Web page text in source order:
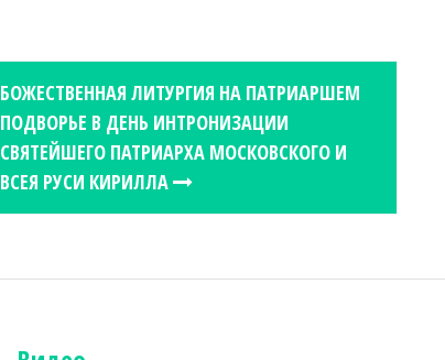
БОЖЕСТВЕННАЯ ЛИТУРГИЯ НА ПАТРИАРШЕМ
ПОДВОРЬЕ В ДЕНЬ ИНТРОНИЗАЦИИ
СВЯТЕЙШЕГО ПАТРИАРХА МОСКОВСКОГО И
ВСЕЯ РУСИ КИРИЛЛА